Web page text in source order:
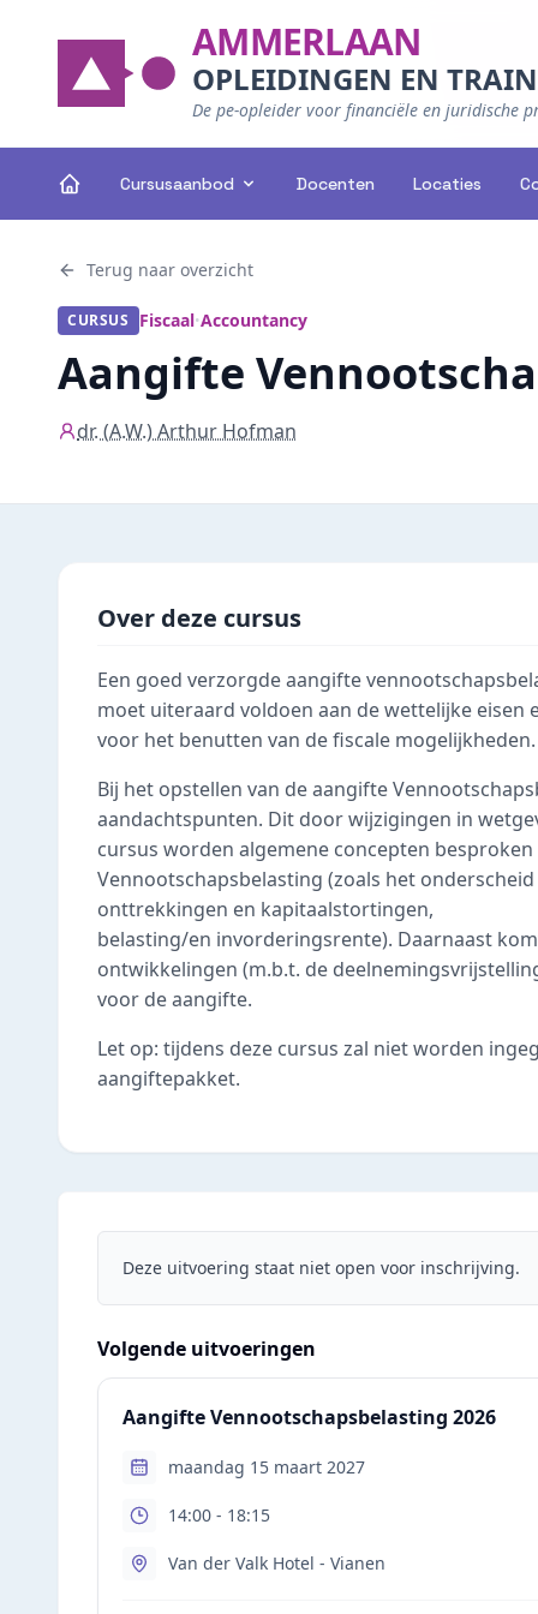
AMMERLAAN
OPLEIDINGEN EN
De pe-opleider voor financiële en juridische
Cursusaanbod Docenten Locaties
Terug naar overzicht
CURSUS Fiscaal•Accountancy
Aangifte
dr. (A.W.) Arthur Hofman
Over deze cursus
Een goed verzorgde aangifte
moet uiteraard voldoen aan de wettelijke
voor het benutten van de fiscale mogelijkheden.
Bij het opstellen van de aangifte
aandachtspunten. Dit door wijzigingen in
cursus worden algemene concepten
Vennootschapsbelasting (zoals het
onttrekkingen en kapitaalstortingen,
belasting/en invorderingsrente). Daarnaast
ontwikkelingen (m.b.t. de
voor de aangifte.
Let op: tijdens deze cursus zal niet worden
aangiftepakket.
Deze uitvoering staat niet open voor inschrijving.
Volgende uitvoeringen
Aangifte Vennootschapsbelasting 2026
maandag 15 maart 2027
14:00 - 18:15
Van der Valk Hotel - Vianen